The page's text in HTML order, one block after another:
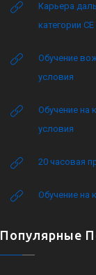
Карьера
категории
Обучение
условия
Обучение на
условия
20 часовая
Обучение на
Популярные